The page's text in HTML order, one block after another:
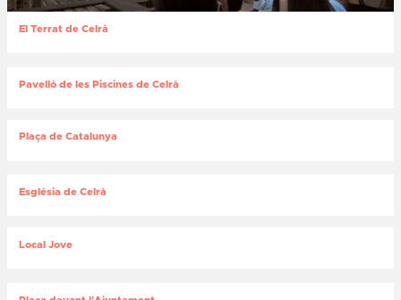
El Terrat de Celrà
Pavelló de les Piscines de Celrà
Plaça de Catalunya
Església de Celrà
Local Jove